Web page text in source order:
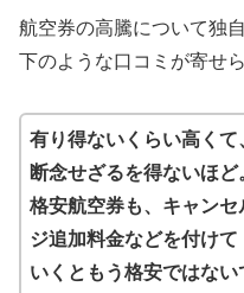
航空券の高騰について独
下のような口コミが寄せ
有り得ないくらい高くて
断念せざるを得ないほど
格安航空券も、キャンセ
ジ追加料金などを付けて
いくともう格安ではな